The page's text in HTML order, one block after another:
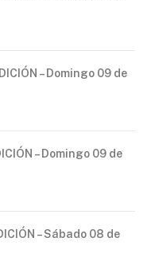
– Domingo 09 de
– Domingo 09 de
– Sábado 08 de